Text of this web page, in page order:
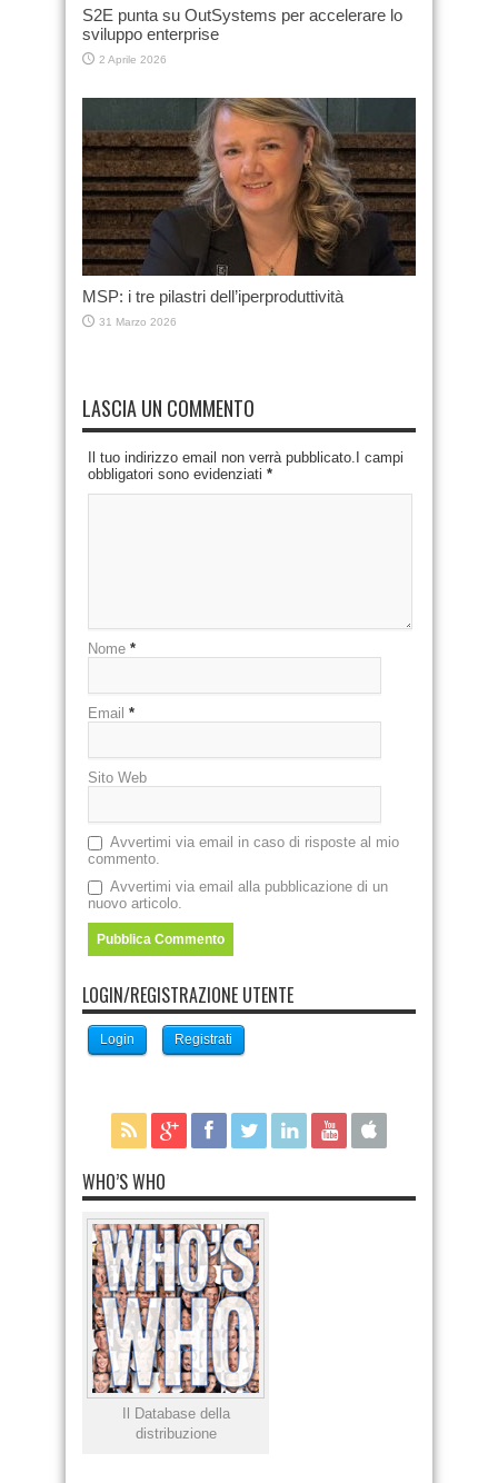
S2E punta su OutSystems per accelerare lo
sviluppo enterprise
2 Aprile 2026
MSP: i tre pilastri dell’iperproduttività
31 Marzo 2026
LASCIA UN COMMENTO
Il tuo indirizzo email non verrà pubblicato.I campi
obbligatori sono evidenziati *
Nome *
Email *
Sito Web
Avvertimi via email in caso di risposte al mio
commento.
Avvertimi via email alla pubblicazione di un
nuovo articolo.
LOGIN/REGISTRAZIONE UTENTE
Login Registrati
WHO’S WHO
Il Database della
distribuzione